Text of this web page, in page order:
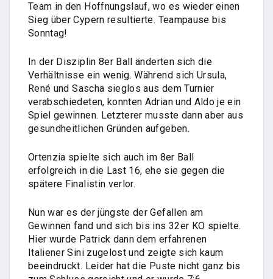
Team in den Hoffnungslauf, wo es wieder einen
Sieg über Cypern resultierte. Teampause bis
Sonntag!
In der Disziplin 8er Ball änderten sich die
Verhältnisse ein wenig. Während sich Ursula,
René und Sascha sieglos aus dem Turnier
verabschiedeten, konnten Adrian und Aldo je ein
Spiel gewinnen. Letzterer musste dann aber aus
gesundheitlichen Gründen aufgeben.
Ortenzia spielte sich auch im 8er Ball
erfolgreich in die Last 16, ehe sie gegen die
spätere Finalistin verlor.
Nun war es der jüngste der Gefallen am
Gewinnen fand und sich bis ins 32er KO spielte.
Hier wurde Patrick dann dem erfahrenen
Italiener Sini zugelost und zeigte sich kaum
beeindruckt. Leider hat die Puste nicht ganz bis